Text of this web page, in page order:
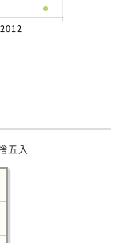
2012
五入